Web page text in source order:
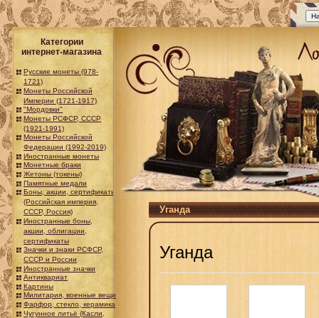
Категории
интернет-магазина
Русские монеты (978-
1721)
Монеты Российской
Империи (1721-1917)
"Мордовки"
Монеты РСФСР, СССР
(1921-1991)
Монеты Российской
Федерации (1992-2019)
Иностранные монеты
Монетные браки
Жетоны (токены)
Памятные медали
Боны, акции, сертификаты
(Российская империя,
СССР, Россия)
Иностранные боны,
акции, облигации,
сертификаты
Значки и знаки РСФСР,
СССР и России
Иностранные значки
Антиквариат
Картины
Милитария, военные вещи
Фарфор, стекло, керамика
Чугунное литьё (Касли,
Уганда
Уганда